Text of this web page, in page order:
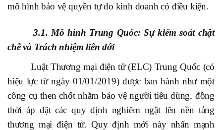
mô hình bảo vệ quyền tự do kinh doanh có điều kiện.
3.1. Mô hình Trung Quốc: Sự kiểm soát chặt
chẽ và Trách nhiệm liên đới
Luật Thương mại điện tử (ELC) Trung Quốc (có
hiệu lực từ ngày 01/01/2019) được ban hành như một
công cụ then chốt nhằm bảo vệ người tiêu dùng, đồng
thời áp đặt các quy định nghiêm ngặt lên nền tảng
thương mại điện tử. Quy định mới này nhấn mạnh